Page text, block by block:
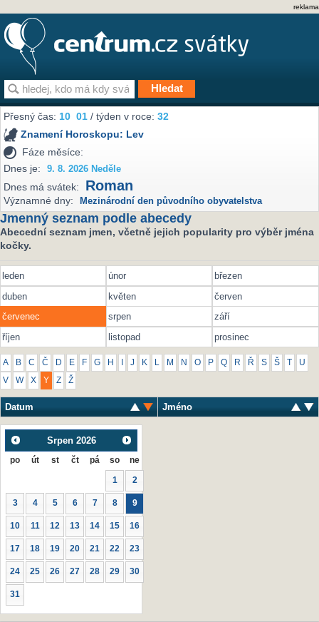
reklama
Přesný čas:10 01 / týden v roce:32
Znamení Horoskopu: Lev
Fáze měsíce:
Dnes je:
9. 8. 2026 Neděle
Dnes má svátek: Roman
Významné dny: Mezinárodní den původního obyvatelstva
Jmenný seznam podle abecedy
Abecední seznam jmen, včetně jejich popularity pro výběr jména
kočky.
leden únor
březen
duben
květen
červen
červenec
srpen
září
říjen
listopad prosinec
A B C Č D E F G H J K L M N O P Q R Ř S Š U
V W X Y Z Ž
Datum Jméno
Srpen 2026
po út st čt pá so ne
1 2
3 4 5 6 7 8 9
10 11 12 13 14 15 16
17 18 19 20 21 22 23
24 25 26 27 28 29 30
31